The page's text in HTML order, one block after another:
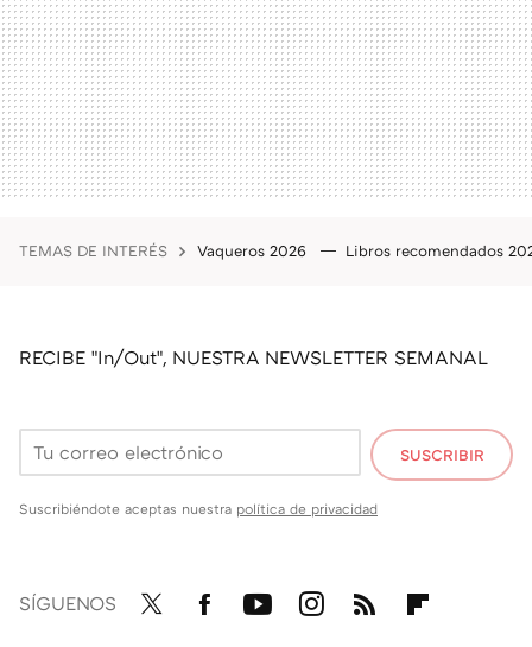
TEMAS DE INTERÉS Vaqueros 2026 Libros recomendados
RECIBE "In/Out", NUESTRA NEWSLETTER SEMANAL
SUSCRIBIR
Suscribiéndote aceptas nuestra política de privacidad
SÍGUENOS